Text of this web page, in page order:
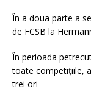
În a doua parte a
de FCSB la
În perioada
toate competițiile,
trei ori